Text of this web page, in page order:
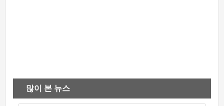
많이 본 뉴스